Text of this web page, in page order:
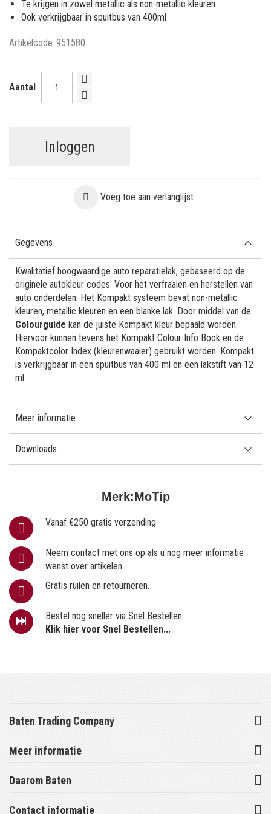
Te krijgen in zowel metallic als non-metallic kleuren
Ook verkrijgbaar in spuitbus van 400ml
Artikelcode 951580
Aantal
Inloggen
Voeg toe aan verlanglijst
Merk:MoTip
Vanaf €250 gratis verzending
Neem contact met ons op als u nog meer informatie
wenst over artikelen.
Gratis ruilen en retourneren.
Bestel nog sneller via Snel Bestellen
Klik hier voor Snel Bestellen...
Gegevens
Kwalitatief hoogwaardige auto reparatielak, gebaseerd op de
originele autokleur codes. Voor het verfraaien en herstellen van
auto onderdelen. Het Kompakt systeem bevat non-metallic
kleuren, metallic kleuren en een blanke lak. Door middel van de
Colourguide kan de juiste Kompakt kleur bepaald worden.
Hiervoor kunnen tevens het Kompakt Colour Info Book en de
Kompaktcolor Index (kleurenwaaier) gebruikt worden. Kompakt
is verkrijgbaar in een spuitbus van 400 ml en een lakstift van 12
ml.
Meer informatie
Downloads
Baten Trading Company
Meer informatie
Daarom Baten
Contact informatie